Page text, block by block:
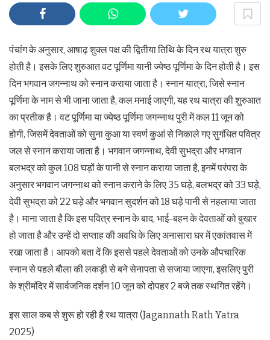
पंचांग के अनुसार, आषाढ़ शुक्ल पक्ष की द्वितीया तिथि के दिन रथ यात्रा शुरु
होती है। इसके लिए शुरुआत वट पूर्णिमा यानी ज्येष्ठ पूर्णिमा के दिन होती है। इस
दिन भगवान जगन्नाथ को स्नान कराया जाता है। स्नान यात्रा, जिसे स्नान
पूर्णिमा के नाम से भी जाना जाता है, कल मनाई जाएगी, यह रथ यात्रा की शुरुआत
का प्रतीक है। वट पूर्णिमा या ज्येष्ठ पूर्णिमा जगन्नाथ पुरी में कल 11 जून को
होगी, जिसमें देवताओं को सुना कुआ या स्वर्ण कुआं से निकाले गए सुगंधित पवित्र
जल से स्नान कराया जाता है। भगवान जगन्नाथ, देवी सुभद्रा और भगवान
बलभद्र को कुल 108 घड़ों के पानी से स्नान कराया जाता है, इनमें परंपरा के
अनुसार भगवान जगन्नाथ को स्नान कराने के लिए 35 घड़े, बलभद्र को 33 घड़े,
देवी सुभद्रा को 22 घड़े और भगवान सुदर्शन को 18 घड़े पानी से नहलाया जाता
है। माना जाता है कि इस पवित्र स्नान के बाद, भाई-बहन के देवताओं को बुखार
हो जाता है और उन्हें दो सप्ताह की अवधि के लिए अनासारा घर में एकांतवास में
रखा जाता है। आपको बता दें कि इससे पहले देवताओं को उनके औपचारिक
स्नान से पहले बौला की लकड़ी से बने सेनापता से सजाया जाएगा, इसलिए पुरी
के श्रीमंदिर में सार्वजनिक दर्शन 10 जून को दोपहर 2 बजे तक स्थगित रहेंगे।
इस साल कब से शुरू हो रही है रथ यात्रा (Jagannath Rath Yatra
2025)